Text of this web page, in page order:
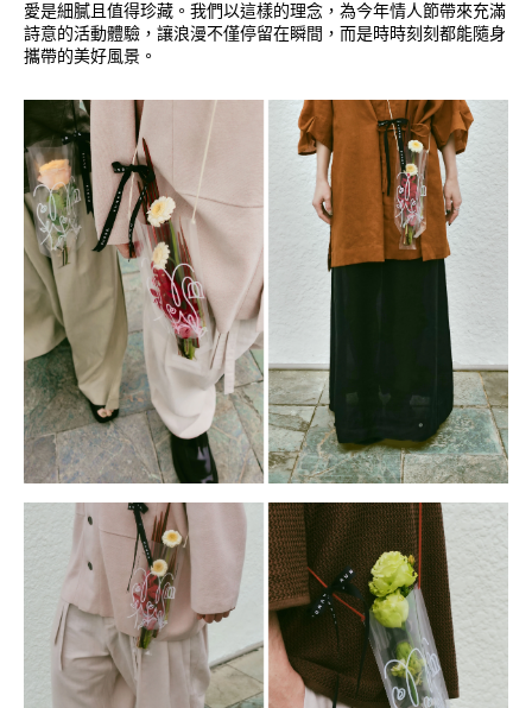
愛是細膩且值得珍藏。我們以這樣的理念，為今年情人節帶來充滿
詩意的活動體驗，讓浪漫不僅停留在瞬間，而是時時刻刻都能隨身
攜帶的美好風景。